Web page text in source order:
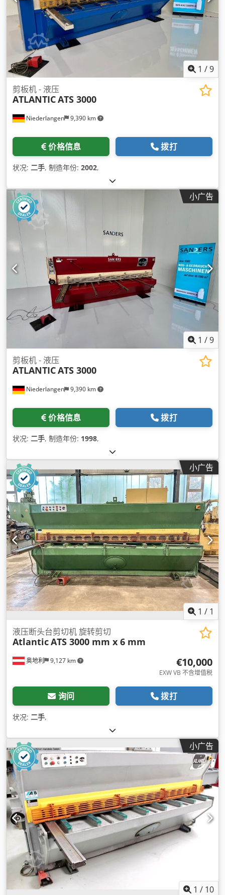
1 /9
Niederlangen 9,390 km
剪板机 - 液压
ATLANTICATS 3000
价格信息 拨打
状况: 二手, 制造年份: 2002,
小广告
1 /9
Niederlangen 9,390 km
剪板机 - 液压
ATLANTICATS 3000
价格信息 拨打
状况: 二手, 制造年份: 1998,
小广告
1 / 1
奥地利 9,127 km
液压断头台剪切机 旋转剪切
AtlanticATS 3000 mm x 6 mm
€10,000
EXW VB 不含增值税
询问 拨打
状况: 二手,
小广告
1 / 10